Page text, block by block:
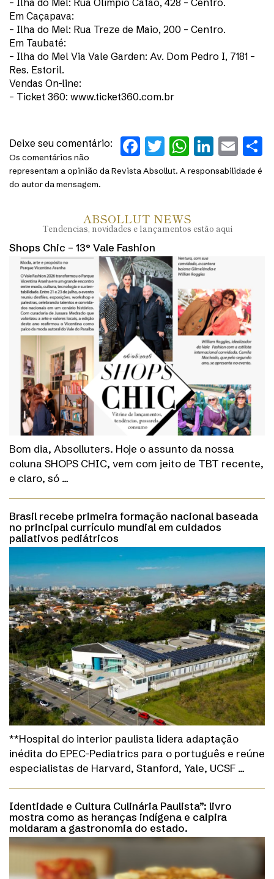
– Ilha do Mel: Rua Olímpio Catão, 428 – Centro.
Em Caçapava:
– Ilha do Mel: Rua Treze de Maio, 200 – Centro.
Em Taubaté:
– Ilha do Mel Via Vale Garden: Av. Dom Pedro I, 7181 –
Res. Estoril.
Vendas On-line:
– Ticket 360: www.ticket360.com.br
Facebook
Twitter
Deixe seu comentário:
Os comentários não
representam a opinião da Revista Absollut. A responsabilidade é
do autor da mensagem.
ABSOLLUT NEWS
Tendencias, novidades e lançamentos estão aqui
Shops Chic – 13° Vale Fashion
Bom dia, Absolluters. Hoje o assunto da nossa
coluna SHOPS CHIC, vem com jeito de TBT recente,
e claro, só …
Brasil recebe primeira formação nacional baseada
no principal currículo mundial em cuidados
paliativos pediátricos
**Hospital do interior paulista lidera adaptação
inédita do EPEC-Pediatrics para o português e reúne
especialistas de Harvard, Stanford, Yale, UCSF …
Identidade e Cultura Culinária Paulista”: livro
mostra como as heranças indígena e caipira
moldaram a gastronomia do estado.